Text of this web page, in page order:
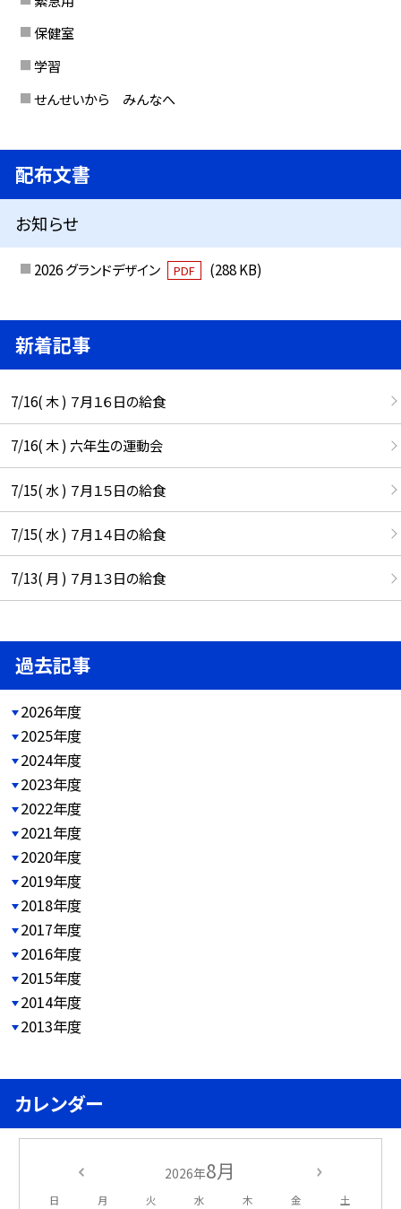
保健室
学習
せんせいから みんなへ
配布文書
お知らせ
2026 グランドデザイン PDF (288 KB)
新着記事
7/16( 木 ) ７月１６日の給食
7/16( 木 ) 六年生の運動会
7/15( 水 ) ７月１５日の給食
7/15( 水 ) ７月１４日の給食
7/13( 月 ) ７月１３日の給食
過去記事
2026年度
2025年度
2024年度
2023年度
2022年度
2021年度
2020年度
2019年度
2018年度
2017年度
2016年度
2015年度
2014年度
2013年度
カレンダー
2026年8月
日 月 火 水 木 金 土